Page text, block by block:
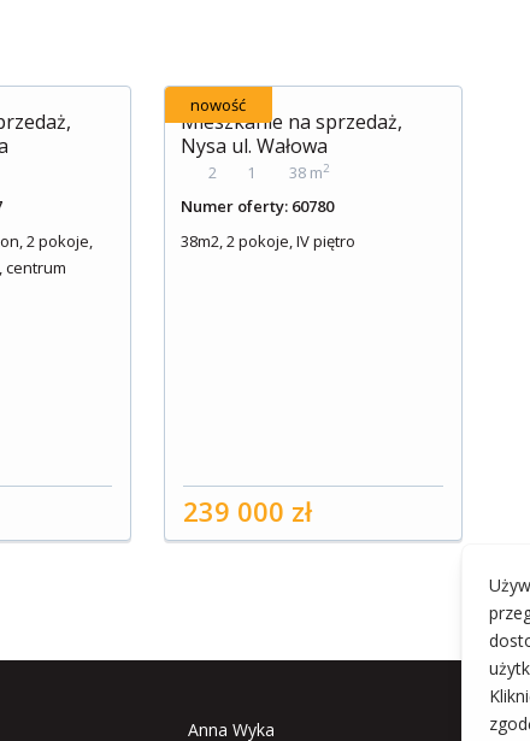
2 pokoje,
centrum
nowość
Mieszkanie na sprzedaż,
Nysa ul. Wałowa
2 1 38 m2
Numer oferty: 60780
38m2, 2 pokoje, IV piętro
239 000 zł
Anna Wyka